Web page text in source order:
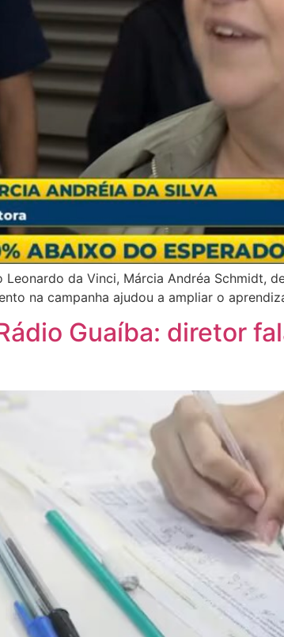
da Vinci, Márcia Andréa Schmidt,
na campanha ajudou a ampliar o
Guaíba: diretor